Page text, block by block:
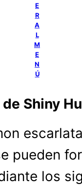
E
R
A
L
M
E
N
Ú
Shiny
pueden
los